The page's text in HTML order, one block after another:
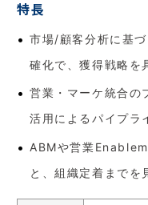
特長
市場/顧客分析に基
確化で、獲得戦略を
営業・マーケ統合の
活用によるパイプラ
ABMや営業
と、組織定着までを